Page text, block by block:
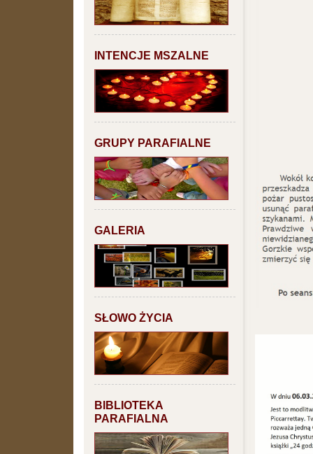
INTENCJE MSZALNE
GRUPY PARAFIALNE
GALERIA
SŁOWO ŻYCIA
BIBLIOTEKA
PARAFIALNA